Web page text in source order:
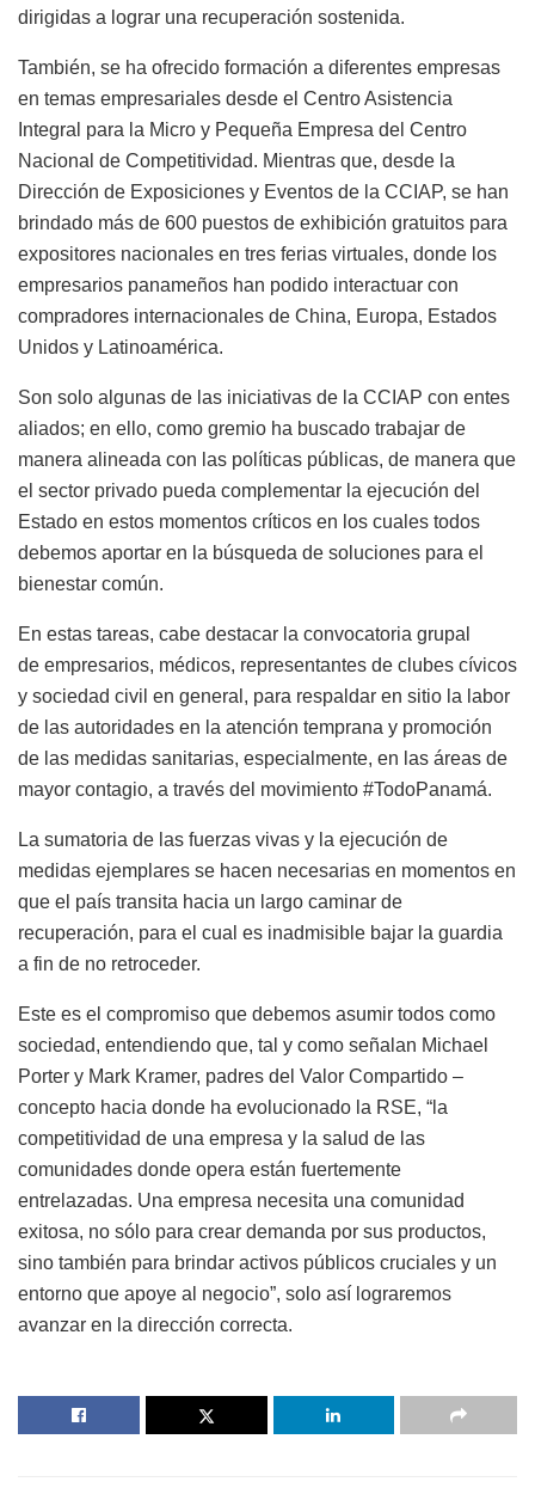
dirigidas a lograr una recuperación sostenida.
También, se ha ofrecido formación a diferentes empresas
en temas empresariales desde el Centro Asistencia
Integral para la Micro y Pequeña Empresa del Centro
Nacional de Competitividad. Mientras que, desde la
Dirección de Exposiciones y Eventos de la CCIAP, se han
brindado más de 600 puestos de exhibición gratuitos para
expositores nacionales en tres ferias virtuales, donde los
empresarios panameños han podido interactuar con
compradores internacionales de China, Europa, Estados
Unidos y Latinoamérica.
Son solo algunas de las iniciativas de la CCIAP con entes
aliados; en ello, como gremio ha buscado trabajar de
manera alineada con las políticas públicas, de manera que
el sector privado pueda complementar la ejecución del
Estado en estos momentos críticos en los cuales todos
debemos aportar en la búsqueda de soluciones para el
bienestar común.
En estas tareas, cabe destacar la convocatoria grupal
de empresarios, médicos, representantes de clubes cívicos
y sociedad civil en general, para respaldar en sitio la labor
de las autoridades en la atención temprana y promoción
de las medidas sanitarias, especialmente, en las áreas de
mayor contagio, a través del movimiento #TodoPanamá.
La sumatoria de las fuerzas vivas y la ejecución de
medidas ejemplares se hacen necesarias en momentos en
que el país transita hacia un largo caminar de
recuperación, para el cual es inadmisible bajar la guardia
a fin de no retroceder.
Este es el compromiso que debemos asumir todos como
sociedad, entendiendo que, tal y como señalan Michael
Porter y Mark Kramer, padres del Valor Compartido –
concepto hacia donde ha evolucionado la RSE, “la
competitividad de una empresa y la salud de las
comunidades donde opera están fuertemente
entrelazadas. Una empresa necesita una comunidad
exitosa, no sólo para crear demanda por sus productos,
sino también para brindar activos públicos cruciales y un
entorno que apoye al negocio”, solo así lograremos
avanzar en la dirección correcta.